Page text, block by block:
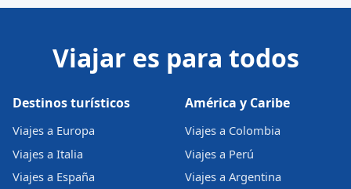
Viajar es para todos
Destinos turísticos
Viajes a Europa
Viajes a Italia
Viajes a España
América y Caribe
Viajes a Colombia
Viajes a Perú
Viajes a Argentina